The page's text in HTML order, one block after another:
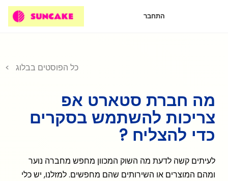
התחבר
< כל הפוסטים בבלוג
מה חברת סטארט אפ
צריכות להשתמש בסקרים
כדי להצליח ?
לעיתים קשה לדעת מה השוק המכוון מחפש מחברה נוער
ומהם המוצרים או השירותים שהם מחפשים. למזלנו, יש כלי